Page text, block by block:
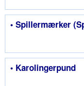
• Spillermærker
• Karolingerpund